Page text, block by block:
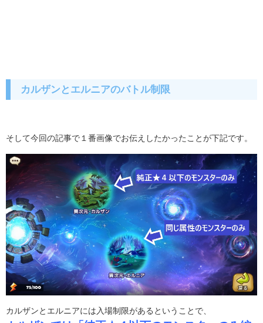
カルザンとエルニアのバトル制限
そして今回の記事で１番画像でお伝えしたかったことが下記です。
カルザンとエルニアには入場制限があるということで、